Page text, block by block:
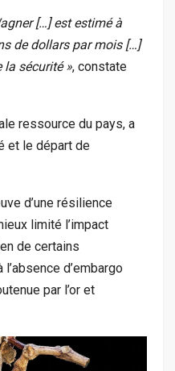
[…] est estimé à
de dollars par mois […]
sécurité », constate
ressource du pays, a
et le départ de
d’une résilience
limité l’impact
de certains
d’embargo
par l’or et